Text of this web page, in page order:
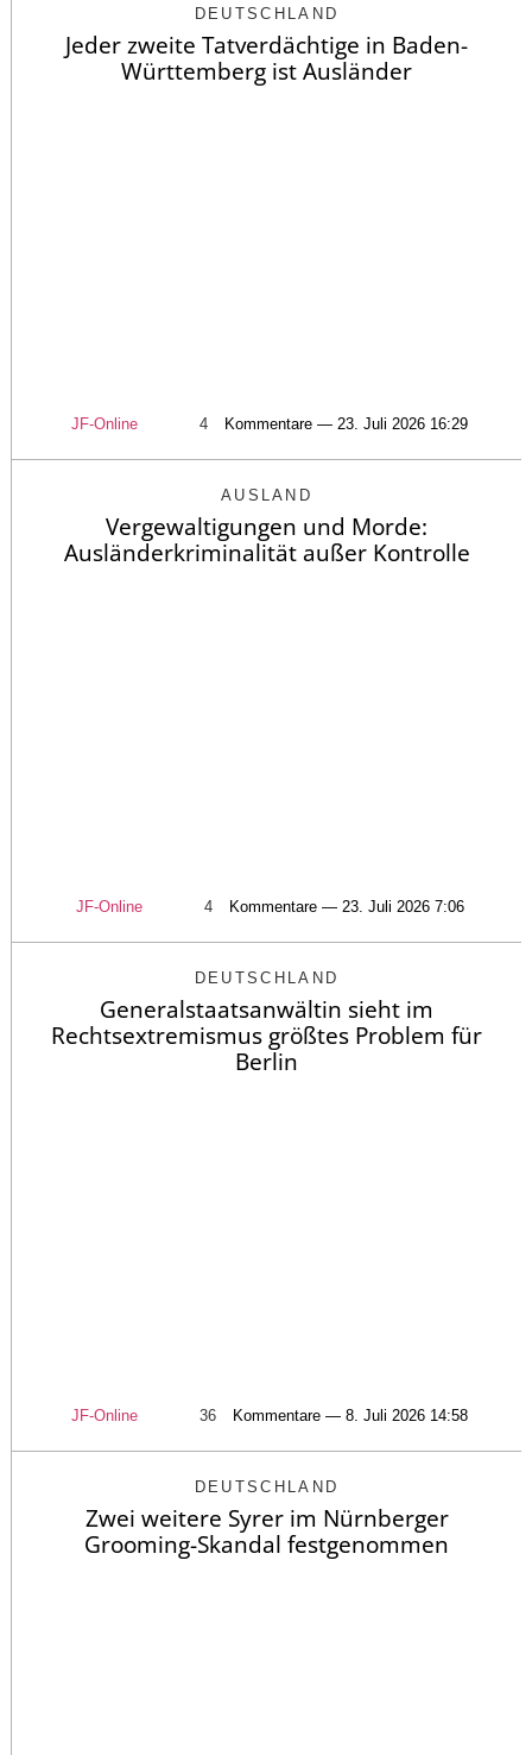
DEUTSCHLAND
Jeder zweite Tatverdächtige in Baden-
Württemberg ist Ausländer
JF-Online 4 Kommentare — 23. Juli 2026 16:29
AUSLAND
Vergewaltigungen und Morde:
Ausländerkriminalität außer Kontrolle
JF-Online 4 Kommentare — 23. Juli 2026 7:06
DEUTSCHLAND
Generalstaatsanwältin sieht im
Rechtsextremismus größtes Problem für
Berlin
JF-Online 36 Kommentare — 8. Juli 2026 14:58
DEUTSCHLAND
Zwei weitere Syrer im Nürnberger
Grooming-Skandal festgenommen